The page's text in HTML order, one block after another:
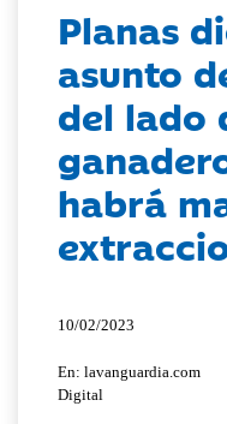
Planas
asunto
del lado
habrá
10/02/2023
En: lavanguardia.com
Digital